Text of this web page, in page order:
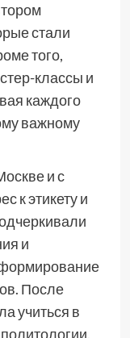
стали
того,
классы и
каждого
важному
и с
к этикету и
и
После
учиться в